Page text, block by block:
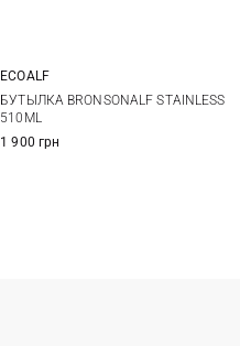
One Size
ECOALF
БУТЫЛКА BRONSONALF STAINLESS
510ML
1 900 грн